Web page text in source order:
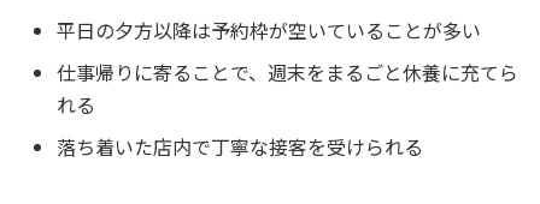
平日の夕方以降は予約枠が空いていることが多い
仕事帰りに寄ることで、週末をまるごと休養に充てら
れる
落ち着いた店内で丁寧な接客を受けられる